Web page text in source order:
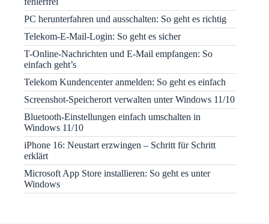
PC herunterfahren und ausschalten: So geht es richtig
Telekom-E-Mail-Login: So geht es sicher
T-Online-Nachrichten und E-Mail empfangen: So
einfach geht’s
Telekom Kundencenter anmelden: So geht es einfach
Screenshot-Speicherort verwalten unter Windows 11/10
Bluetooth-Einstellungen einfach umschalten in
Windows 11/10
iPhone 16: Neustart erzwingen – Schritt für Schritt
erklärt
Microsoft App Store installieren: So geht es unter
Windows